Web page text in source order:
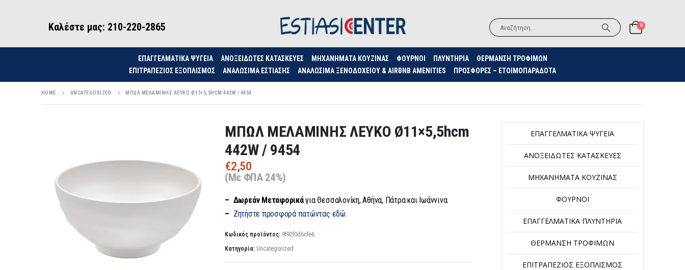
Καλέστε μας: 210-220-2865 0
ΕΠΑΓΓΕΛΜΑΤΙΚΑ ΨΥΓΕΙΑ ΑΝΟΞΕΊΔΩΤΕΣ ΚΑΤΑΣΚΕΥΈΣ ΜΗΧΑΝΉΜΑΤΑ ΚΟΥΖΊΝΑΣ ΦΟΥΡΝΟΙ ΠΛΥΝΤΗΡΙΑ
ΘΈΡΜΑΝΣΗ ΤΡΟΦΊΜΩΝ
ΕΠΙΤΡΑΠΈΖΙΟΣ ΕΞΟΠΛΙΣΜΌΣ
ΑΝΑΛΏΣΙΜΑ ΕΣΤΊΑΣΗΣ ΑΝΑΛΏΣΙΜΑ ΞΕΝΟΔΟΧΕΊΟΥ & AIRBNB AMENITIES ΠΡΟΣΦΟΡΈΣ – ΕΤΟΙΜΟΠΑΡΆΔΟΤΑ
HOME UNCATEGORIZED ΜΠΩΛ ΜΕΛΑΜΙΝΗΣ ΛΕΥΚΟ Ø11×5,5HCM 442W / 9454
ΜΠΩΛ ΜΕΛΑΜΙΝΗΣ ΛΕΥΚΟ Ø11×5,5hcm
442W / 9454
€2,50
(Με ΦΠΑ 24%)
– Δωρεάν Μεταφορικάγια Θεσσαλονίκη, Αθήνα, Πάτρα και Ιωάννινα.
– Ζητήστε προσφορά πατώντας εδώ.
Κωδικός προϊόντος: 9f92f0d6cfe6
Κατηγορία: Uncategorized
ΕΠΑΓΓΕΛΜΑΤΙΚΆ ΨΥΓΕΊΑ
ΑΝΟΞΕΊΔΩΤΕΣ ΚΑΤΑΣΚΕΥΈΣ
ΜΗΧΑΝΉΜΑΤΑ ΚΟΥΖΊΝΑΣ
ΦΟΎΡΝΟΙ
ΕΠΑΓΓΕΛΜΑΤΙΚΆ ΠΛΥΝΤΉΡΙΑ
ΘΈΡΜΑΝΣΗ ΤΡΟΦΊΜΩΝ
ΕΠΙΤΡΑΠΈΖΙΟΣ ΕΞΟΠΛΙΣΜΌΣ